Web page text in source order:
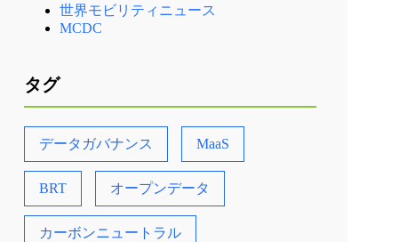
世界モビリティニュース
MCDC
タグ
データガバナンス MaaS
BRT オープンデータ
カーボンニュートラル